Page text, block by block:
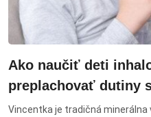
Ako naučiť deti
preplachovať dutiny
Vincentka je tradičná minerálna